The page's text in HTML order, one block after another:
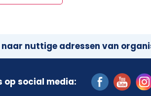
naar nuttige adressen van
op social media: